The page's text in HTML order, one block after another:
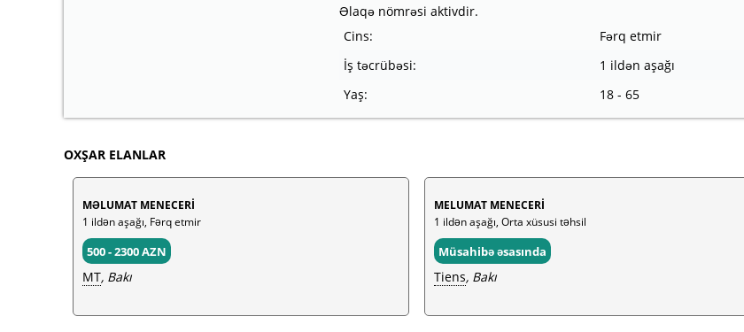
Əlaqə nömrəsi aktivdir.
Cins:
Fərq etmir
İş təcrübəsi:
1 ildən aşağı
Yaş:
18 - 65
OXŞAR ELANLAR
MƏLUMAT MENECERİ
1 ildən aşağı, Fərq etmir
500 - 2300 AZN
MT, Bakı
MELUMAT MENECERİ
1 ildən aşağı, Orta xüsusi təhsil
Müsahibə əsasında
Tiens, Bakı